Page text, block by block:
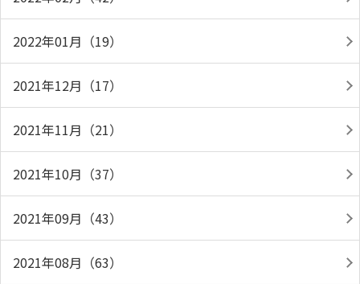
2022年01月（19）
2021年12月（17）
2021年11月（21）
2021年10月（37）
2021年09月（43）
2021年08月（63）